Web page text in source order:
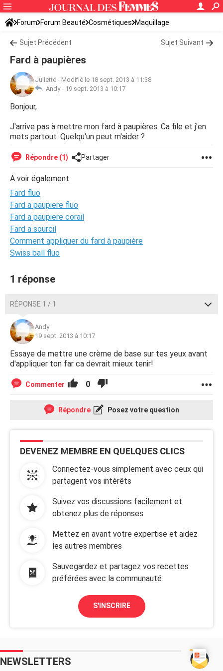
Forum Forum Beauté Cosmétiques Maquillage
Sujet Précédent Sujet Suivant
Fard à paupières
Juliette - Modifié le 18 sept. 2013 à 11:38
Andy - 19 sept. 2013 à 10:17
Bonjour,
J'arrive pas à mettre mon fard à paupières. Ca file et j'en
mets partout. Quelqu'un peut m'aider ?
Répondre (1) Partager
A voir également:
Fard fluo
Fard a paupiere fluo
Fard a paupiere corail
Fard a sourcil
Comment appliquer du fard à paupière
Swiss ball fluo
1 réponse
RÉPONSE 1 / 1
Andy
19 sept. 2013 à 10:17
Essaye de mettre une crème de base sur tes yeux avant
d'appliquer ton far ca devrait mieux tenir!
Commenter 0
Répondre Posez votre question
DEVENEZ MEMBRE EN QUELQUES CLICS
Connectez-vous simplement avec ceux qui
partagent vos intérêts
Suivez vos discussions facilement et
obtenez plus de réponses
Mettez en avant votre expertise et aidez
les autres membres
Sauvegardez et partagez vos recettes
préférées avec la communauté
S'INSCRIRE
NEWSLETTERS